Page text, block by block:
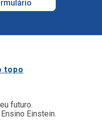
topo
futuro.
Einstein.